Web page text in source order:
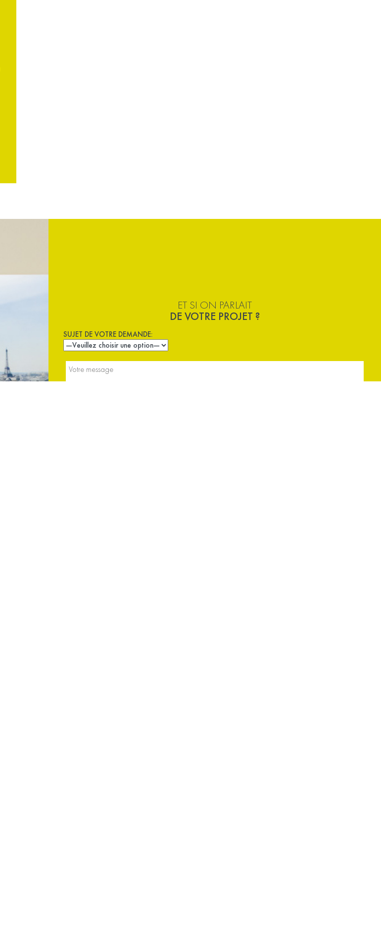
ET SI ON PARLAIT
DE VOTRE PROJET ?
SUJET DE VOTRE DEMANDE: